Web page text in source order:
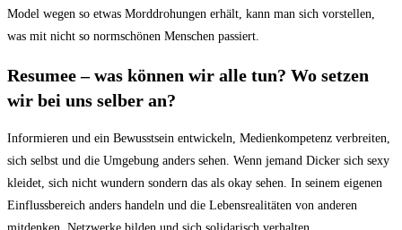
Model wegen so etwas Morddrohungen erhält, kann man sich vorstellen,
was mit nicht so normschönen Menschen passiert.
Resumee – was können wir alle tun? Wo setzen
wir bei uns selber an?
Informieren und ein Bewusstsein entwickeln, Medienkompetenz verbreiten,
sich selbst und die Umgebung anders sehen. Wenn jemand Dicker sich sexy
kleidet, sich nicht wundern sondern das als okay sehen. In seinem eigenen
Einflussbereich anders handeln und die Lebensrealitäten von anderen